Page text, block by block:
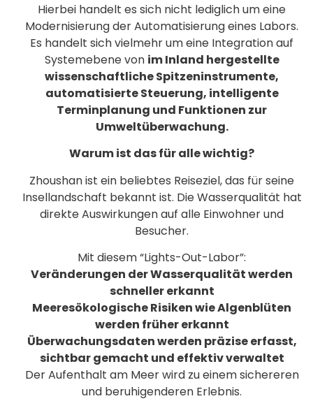
Hierbei handelt es sich nicht lediglich um eine
Modernisierung der Automatisierung eines Labors.
Es handelt sich vielmehr um eine Integration auf
Systemebene von im Inland hergestellte
wissenschaftliche Spitzeninstrumente,
automatisierte Steuerung, intelligente
Terminplanung und Funktionen zur
Umweltüberwachung.
Warum ist das für alle wichtig?
Zhoushan ist ein beliebtes Reiseziel, das für seine
Insellandschaft bekannt ist. Die Wasserqualität hat
direkte Auswirkungen auf alle Einwohner und
Besucher.
Mit diesem “Lights-Out-Labor”:
Veränderungen der Wasserqualität werden
schneller erkannt
Meeresökologische Risiken wie Algenblüten
werden früher erkannt
Überwachungsdaten werden präzise erfasst,
sichtbar gemacht und effektiv verwaltet
Der Aufenthalt am Meer wird zu einem sichereren
und beruhigenderen Erlebnis.